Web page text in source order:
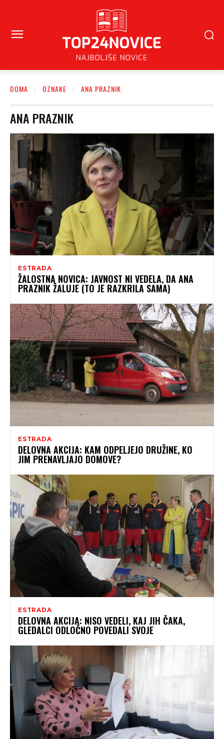
DOMA OZNAKE ANA PRAZNIK
ANA PRAZNIK
ESTRADA
ŽALOSTNA NOVICA: JAVNOST NI VEDELA, DA ANA
PRAZNIK ŽALUJE (TO JE RAZKRILA SAMA)
ESTRADA
DELOVNA AKCIJA: KAM ODPELJEJO DRUŽINE, KO
JIM PRENAVLJAJO DOMOVE?
ESTRADA
DELOVNA AKCIJA: NISO VEDELI, KAJ JIH ČAKA,
GLEDALCI ODLOČNO POVEDALI SVOJE